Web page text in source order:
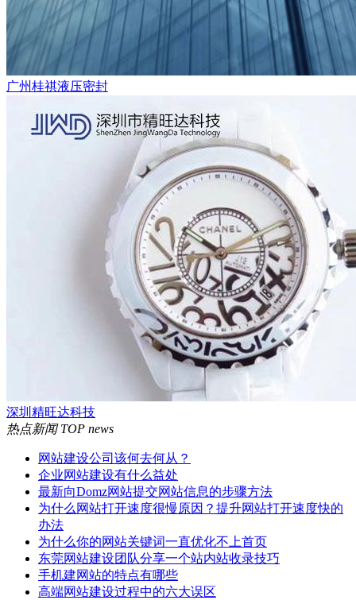
广州桂祺液压密封
深圳精旺达科技
热点新闻TOP news
网站建设公司该何去何从？
企业网站建设有什么益处
最新向Domz网站提交网站信息的步骤方法
为什么网站打开速度很慢原因？提升网站打开速度快的
办法
为什么你的网站关键词一直优化不上首页
东莞网站建设团队分享一个站内站收录技巧
手机建网站的特点有哪些
高端网站建设过程中的六大误区